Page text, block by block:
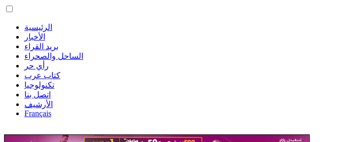
الرئيسية
الأخبار
بريد القراء
الساحل والصحراء
رأي حر
كتاب عرب
تكنولوجيا
اتصل بنا
الأرشيف
Français